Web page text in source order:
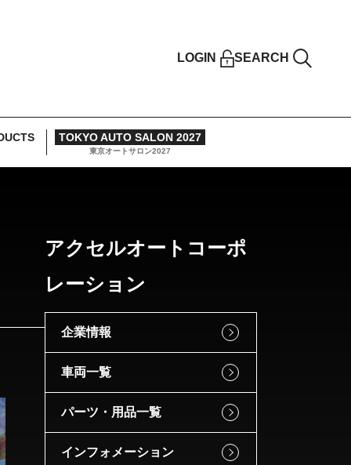
LOGIN SEARCH
TOKYO AUTO SALON 2027
東京オートサロン2027
アクセルオートコーポ
レーション
企業情報
車両一覧
パーツ・用品一覧
インフォメーション